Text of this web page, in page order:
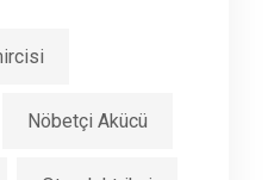
Nöbetçi Akücü